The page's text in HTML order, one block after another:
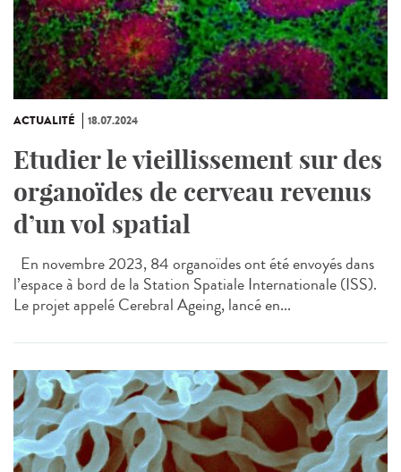
ACTUALITÉ 18.07.2024
Etudier le vieillissement sur des
organoïdes de cerveau revenus
d’un vol spatial
En novembre 2023, 84 organoïdes ont été envoyés dans
l’espace à bord de la Station Spatiale Internationale (ISS).
Le projet appelé Cerebral Ageing, lancé en...